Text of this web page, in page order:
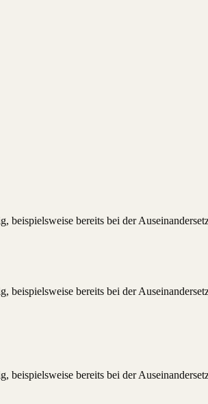
bereits bei der
bereits bei der
bereits bei der